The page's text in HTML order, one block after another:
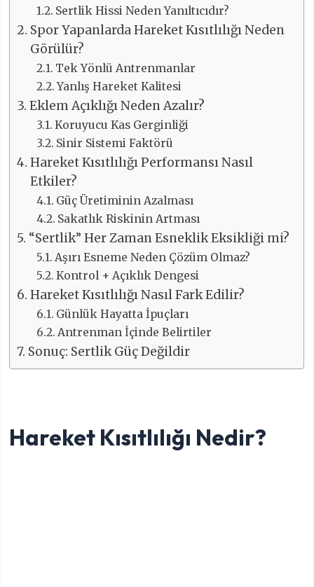
Sertlik Hissi Neden Yanıltıcıdır?
Spor Yapanlarda Hareket Kısıtlılığı Neden
Görülür?
Tek Yönlü Antrenmanlar
Yanlış Hareket Kalitesi
Eklem Açıklığı Neden Azalır?
Koruyucu Kas Gerginliği
Sinir Sistemi Faktörü
Hareket Kısıtlılığı Performansı Nasıl
Etkiler?
Güç Üretiminin Azalması
Sakatlık Riskinin Artması
“Sertlik” Her Zaman Esneklik Eksikliği mi?
Aşırı Esneme Neden Çözüm Olmaz?
Kontrol + Açıklık Dengesi
Hareket Kısıtlılığı Nasıl Fark Edilir?
Günlük Hayatta İpuçları
Antrenman İçinde Belirtiler
Sonuç: Sertlik Güç Değildir
Hareket Kısıtlılığı Nedir?